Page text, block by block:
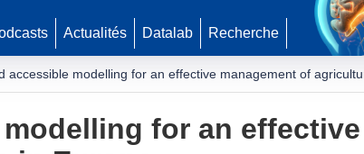
Actualités Datalab Recherche
accessible modelling for an effective management of
for an